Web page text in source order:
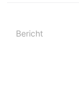
Bericht